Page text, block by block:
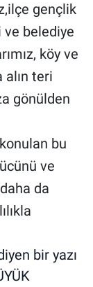
gençlik
ve belediye
köy ve
teri
gönülden
bu
ve
da